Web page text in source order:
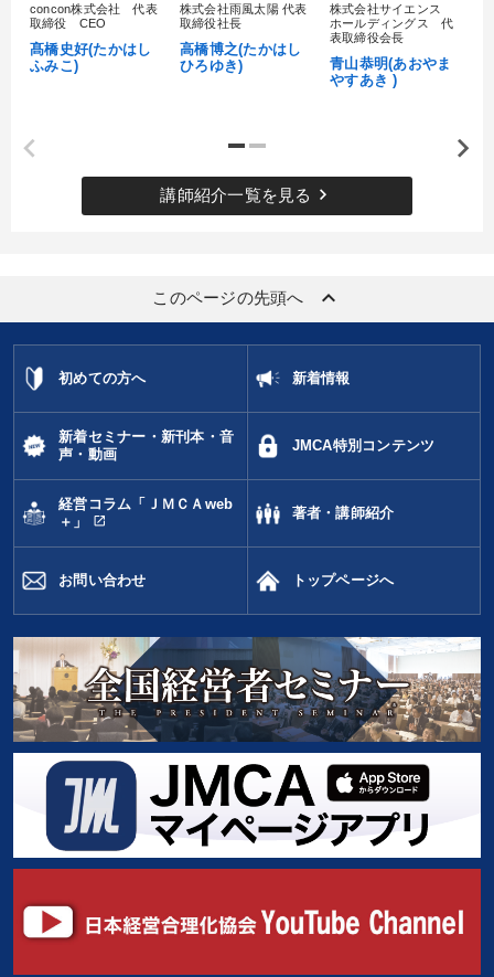
concon株式会社 代表
取締役 CEO
髙橋史好(たかはし
ふみこ)
株式会社雨風太陽 代表
取締役社長
高橋博之(たかはし
ひろゆき)
株式会社サイエンス
ホールディングス 代
表取締役会長
青山恭明(あおやま
やすあき )
講師紹介一覧を見る keyboard_arrow_right
このページの先頭へ keyboard_arrow_up
初めての方へ 新着情報
新着セミナー・新刊本・音
声・動画
JMCA特別コンテンツ
経営コラム「ＪＭＣＡweb
＋」
open_in_new
著者・講師紹介
お問い合わせ トップページへ